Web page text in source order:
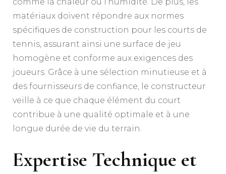
matériaux doivent répondre aux normes
spécifiques de construction pour les courts de
tennis, assurant ainsi une surface de jeu
homogène et conforme aux exigences des
joueurs. Grâce à une sélection minutieuse et à
des fournisseurs de confiance, le constructeur
veille à ce que chaque élément du court
contribue à une qualité optimale et à une
longue durée de vie du terrain.
Expertise Technique et